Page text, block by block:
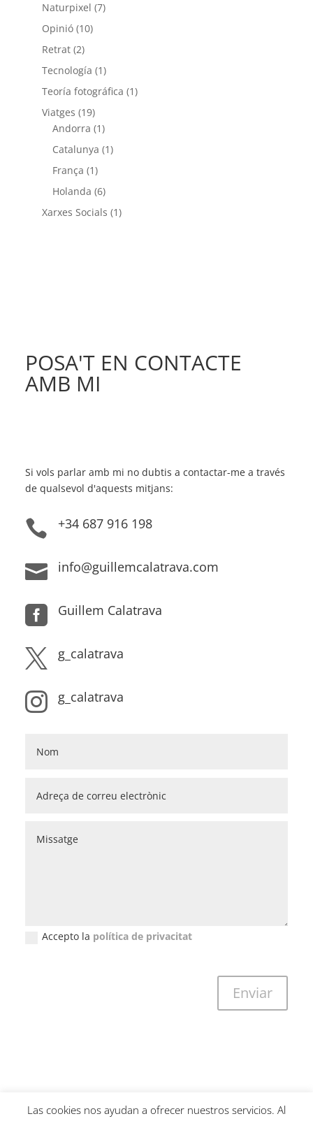
Naturpixel (7)
Opinió(10)
Retrat(2)
Tecnología (1)
Teoría fotográfica (1)
Viatges (19)
Andorra (1)
Catalunya (1)
França (1)
Holanda (6)
Xarxes Socials (1)
POSA'T EN CONTACTE
AMB MI
Si vols parlar amb mi no dubtis a contactar-me a través
de qualsevol d'aquests mitjans:
 +34 687 916 198
 info@guillemcalatrava.com
 Guillem Calatrava
 g_calatrava
 g_calatrava
New Field
Accepto la política de privacitat
Enviar
Las cookies nos ayudan a ofrecer nuestros servicios. Al